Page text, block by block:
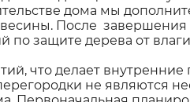
дома мы
После
по защите дерева от
что делает
не являются